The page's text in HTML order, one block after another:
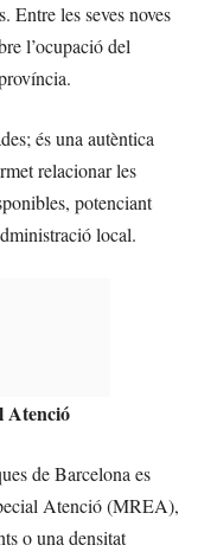
Entre les seves noves
l’ocupació del
és una autèntica
relacionar les
potenciant
local.
Atenció
de Barcelona es
Atenció (MREA),
o una densitat